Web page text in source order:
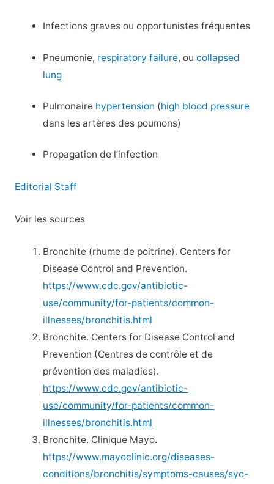
Infections graves ou opportunistes fréquentes
Pneumonie, respiratory failure, oucollapsed
lung
Pulmonaire hypertension (high blood pressure
dans les artères des poumons)
Propagation de l’infection
Editorial Staff
Voir les sources
Bronchite (rhume de poitrine). Centers for
Disease Control and Prevention.
https://www.cdc.gov/antibiotic-
use/community/for-patients/common-
illnesses/bronchitis.html
Bronchite. Centers for Disease Control and
Prevention (Centres de contrôle et de
prévention des maladies).
https://www.cdc.gov/antibiotic-
use/community/for-patients/common-
illnesses/bronchitis.html
Bronchite. Clinique Mayo.
https://www.mayoclinic.org/diseases-
conditions/bronchitis/symptoms-causes/syc-